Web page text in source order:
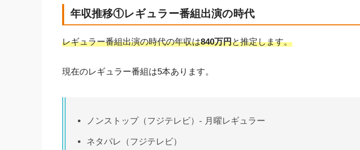
年収推移①レギュラー番組出演の時代
レギュラー番組出演の時代の年収は840万円と推定します。
現在のレギュラー番組は5本あります。
ノンストップ（フジテレビ）- 月曜レギュラー
ネタパレ（フジテレビ）